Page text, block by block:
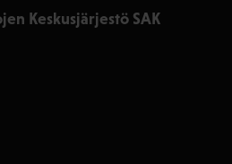
Keskusjärjestö SAK